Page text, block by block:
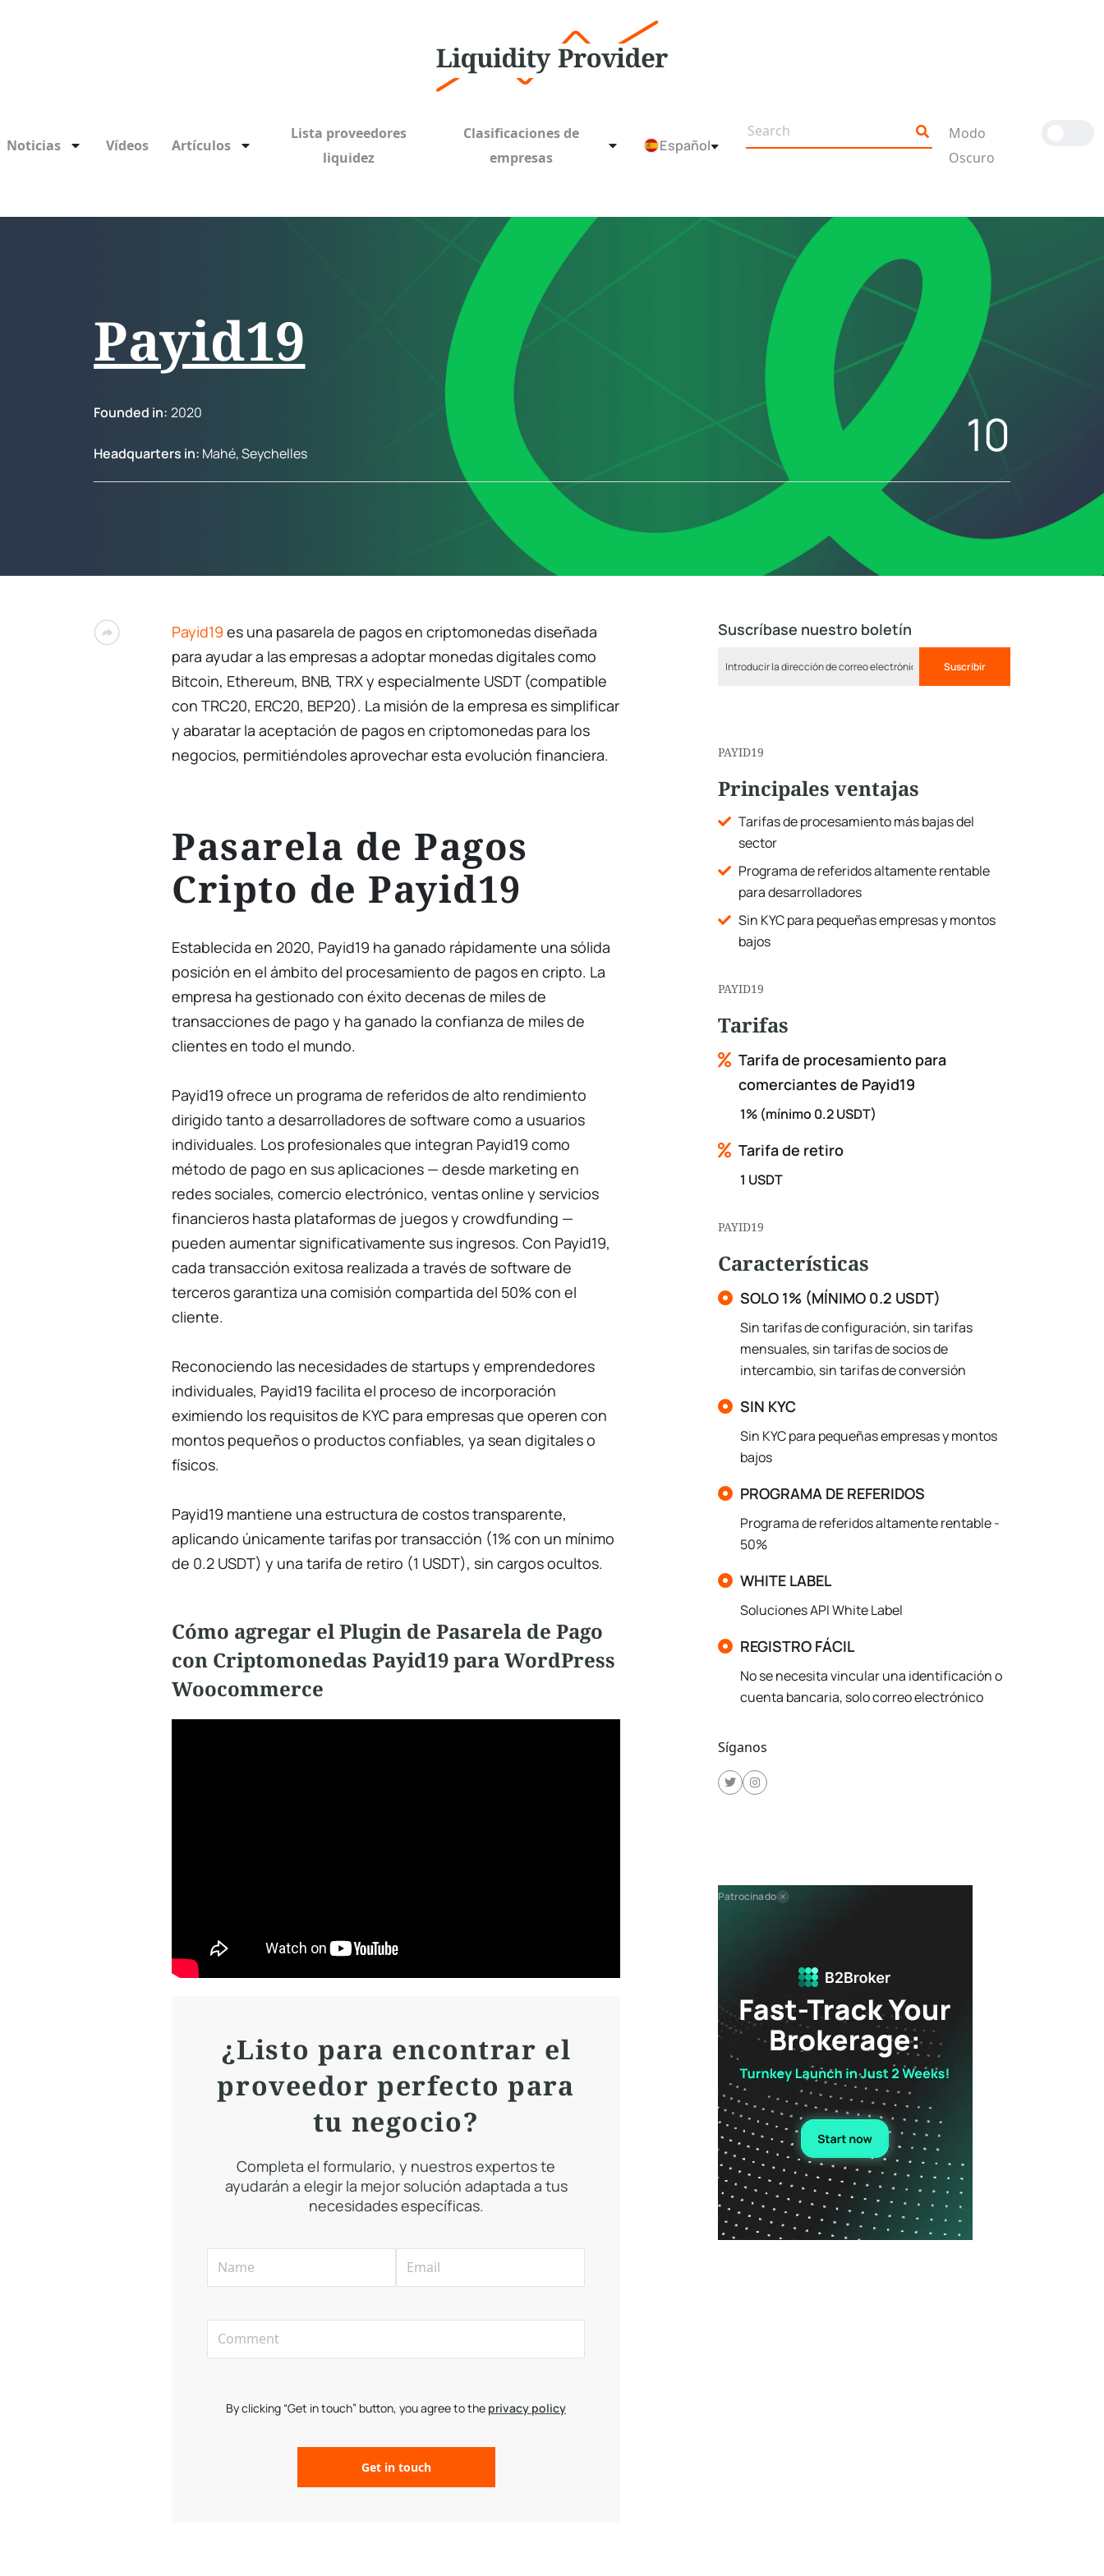
Noticias Vídeos Artículos
Lista proveedores
liquidez
Clasificaciones de
empresas
Español
Modo
Oscuro
Payid19
Founded in: 2020
Headquarters in: Mahé, Seychelles 10
Payid19 es una pasarela de pagos en criptomonedas diseñada
para ayudar a las empresas a adoptar monedas digitales como
Bitcoin, Ethereum, BNB, TRX y especialmente USDT (compatible
con TRC20, ERC20, BEP20). La misión de la empresa es simplificar
y abaratar la aceptación de pagos en criptomonedas para los
negocios, permitiéndoles aprovechar esta evolución financiera.
Pasarela de Pagos
Cripto de Payid19
Establecida en 2020, Payid19 ha ganado rápidamente una sólida
posición en el ámbito del procesamiento de pagos en cripto. La
empresa ha gestionado con éxito decenas de miles de
transacciones de pago y ha ganado la confianza de miles de
clientes en todo el mundo.
Payid19 ofrece un programa de referidos de alto rendimiento
dirigido tanto a desarrolladores de software como a usuarios
individuales. Los profesionales que integran Payid19 como
método de pago en sus aplicaciones — desde marketing en
redes sociales, comercio electrónico, ventas online y servicios
financieros hasta plataformas de juegos y crowdfunding —
pueden aumentar significativamente sus ingresos. Con Payid19,
cada transacción exitosa realizada a través de software de
terceros garantiza una comisión compartida del 50% con el
cliente.
Reconociendo las necesidades de startups y emprendedores
individuales, Payid19 facilita el proceso de incorporación
eximiendo los requisitos de KYC para empresas que operen con
montos pequeños o productos confiables, ya sean digitales o
físicos.
Payid19 mantiene una estructura de costos transparente,
aplicando únicamente tarifas por transacción (1% con un mínimo
de 0.2 USDT) y una tarifa de retiro (1 USDT), sin cargos ocultos.
Cómo agregar el Plugin de Pasarela de Pago
con Criptomonedas Payid19 para WordPress
Woocommerce
¿Listo para encontrar el
proveedor perfecto para
tu negocio?
Completa el formulario, y nuestros expertos te
ayudarán a elegir la mejor solución adaptada a tus
necesidades específicas.
By clicking “Get in touch” button, you agree to the privacy policy
Suscríbase nuestro boletín
Suscribir
PAYID19
Principales ventajas
Tarifas de procesamiento más bajas del
sector
Programa de referidos altamente rentable
para desarrolladores
Sin KYC para pequeñas empresas y montos
bajos
PAYID19
Tarifas
Tarifa de procesamiento para
comerciantes de Payid19
1% (mínimo 0.2 USDT)
Tarifa de retiro
1 USDT
PAYID19
Características
SOLO 1% (MÍNIMO 0.2 USDT)
Sin tarifas de configuración, sin tarifas
mensuales, sin tarifas de socios de
intercambio, sin tarifas de conversión
SIN KYC
Sin KYC para pequeñas empresas y montos
bajos
PROGRAMA DE REFERIDOS
Programa de referidos altamente rentable -
50%
WHITE LABEL
Soluciones API White Label
REGISTRO FÁCIL
No se necesita vincular una identificación o
cuenta bancaria, solo correo electrónico
Síganos
Patrocinado